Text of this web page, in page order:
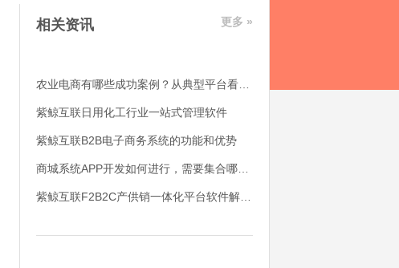
相关资讯 更多 »
紫鲸互联日用化工行业一站式管理软件
紫鲸互联B2B电子商务系统的功能和优势